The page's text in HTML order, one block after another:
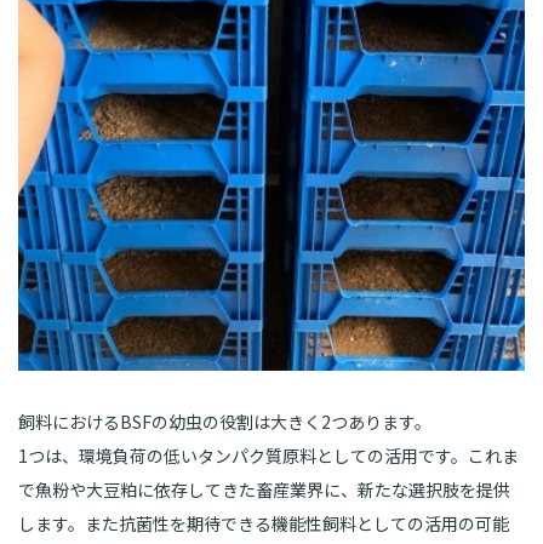
飼料におけるBSFの幼虫の役割は大きく2つあります。
1つは、環境負荷の低いタンパク質原料としての活用です。これま
で魚粉や大豆粕に依存してきた畜産業界に、新たな選択肢を提供
します。また抗菌性を期待できる機能性飼料としての活用の可能